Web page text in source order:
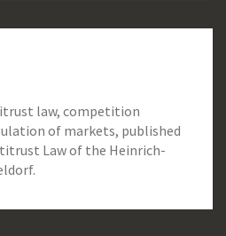
law, competition
of markets, published
Law of the Heinrich-